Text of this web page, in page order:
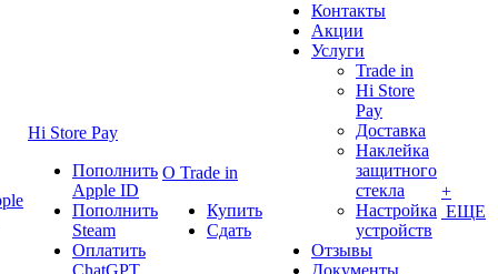
Hi Store Pay
Пополнить
Apple ID
Пополнить
Steam
Оплатить
ChatGPT
О Trade in
Купить
Сдать
Контакты
Акции
Услуги
Trade in
Hi Store
Pay
Доставка
Наклейка
защитного
стекла
Настройка
устройств
Отзывы
Документы
+
ЕЩЕ